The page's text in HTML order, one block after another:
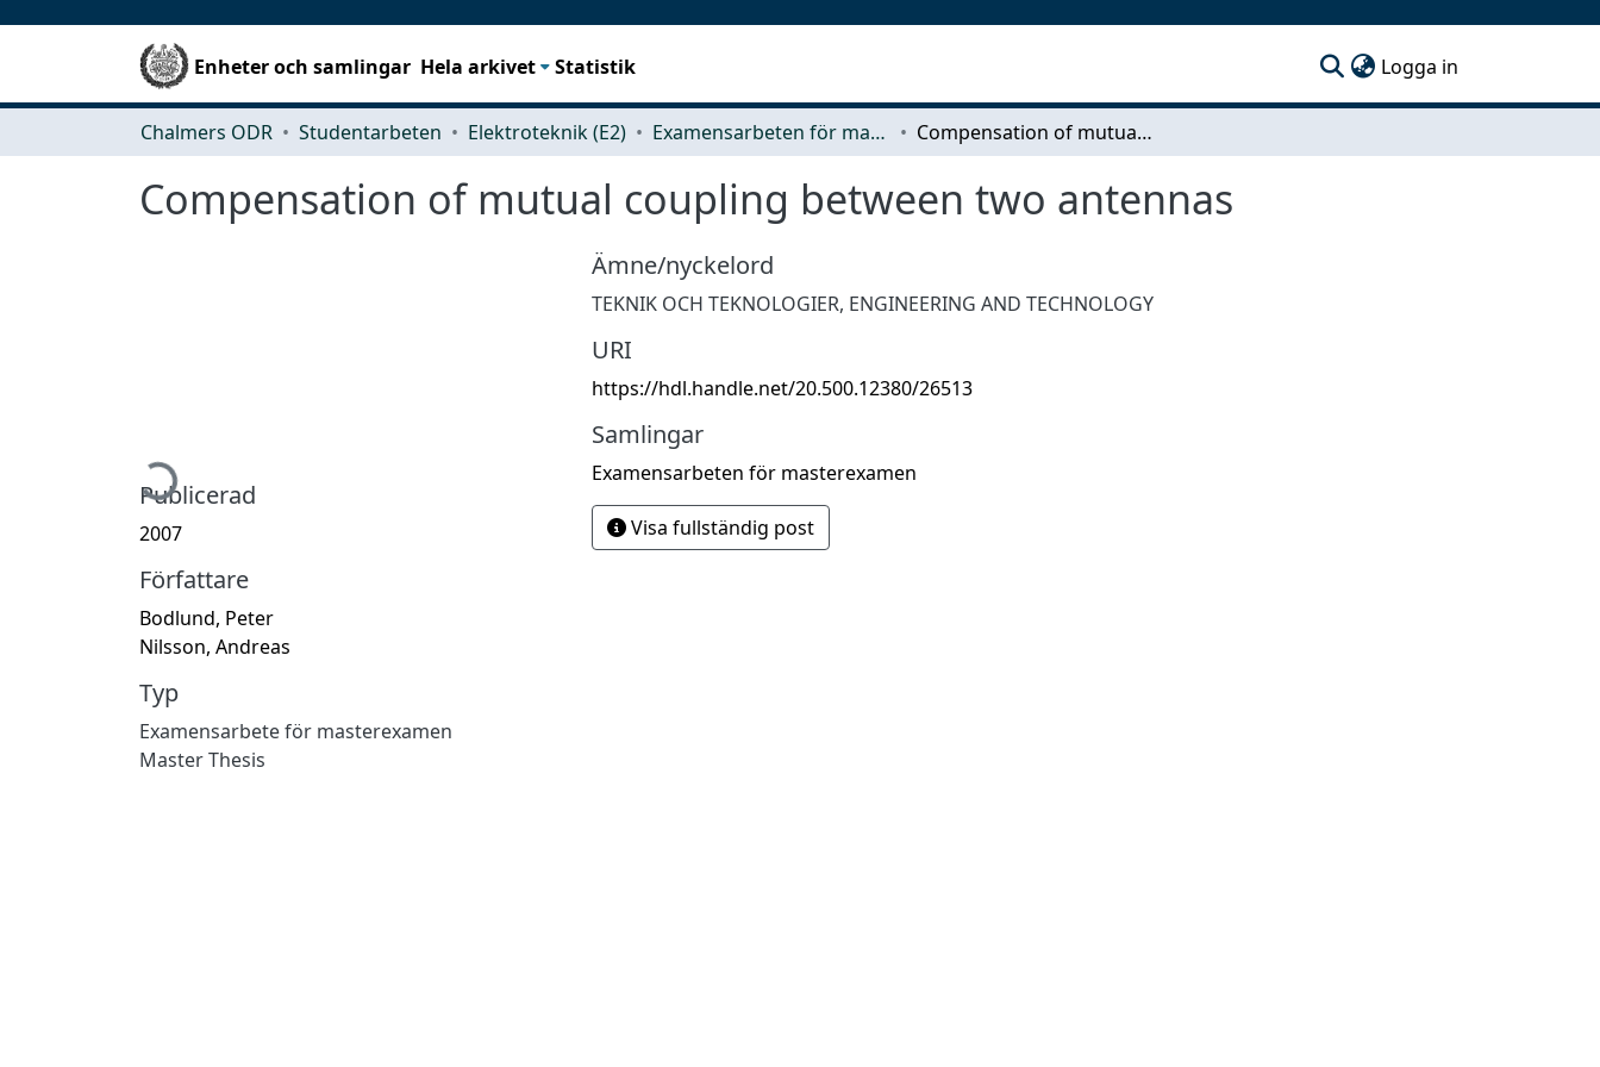
Enheter och samlingar Hela arkivet Statistik Logga in
Chalmers ODR Studentarbeten Elektroteknik (E2) Examensarbeten för masterexamen Compensation of mutual coupling between two antennas
Compensation of mutual coupling between two antennas
Hämtar...
Publicerad
2007
Författare
Bodlund, Peter
Nilsson, Andreas
Typ
Examensarbete för masterexamen
Master Thesis
Ämne/nyckelord
TEKNIK OCH TEKNOLOGIER, ENGINEERING AND TECHNOLOGY
URI
https://hdl.handle.net/20.500.12380/26513
Samlingar
Examensarbeten för masterexamen
Visa fullständig post